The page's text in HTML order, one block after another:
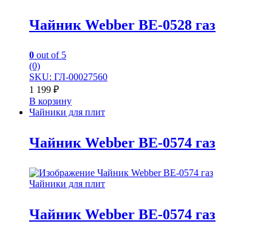
Чайник Webber BE-0528 газ
0 out of 5
(0)
SKU: ГЛ-00027560
1 199 ₽
В корзину
Чайники для плит
Чайник Webber BE-0574 газ
Чайники для плит
Чайник Webber BE-0574 газ